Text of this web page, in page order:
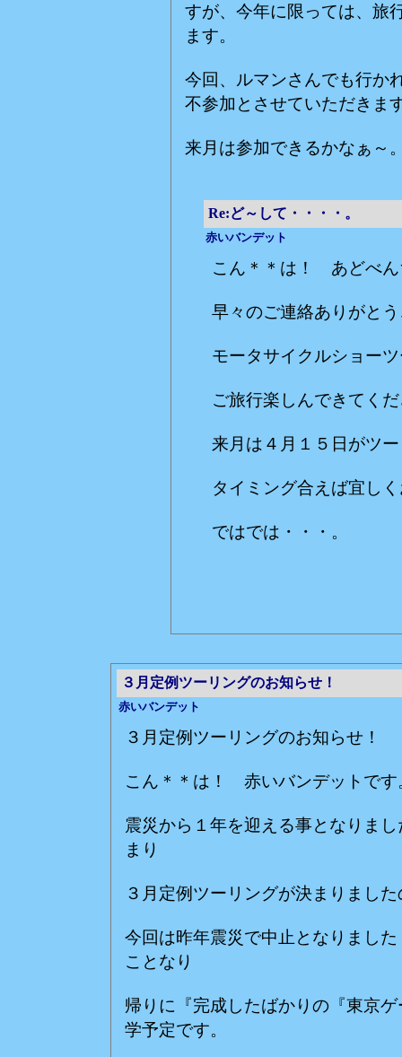
すが、今年に限っては、旅
ます。
今回、ルマンさんでも行か
不参加とさせていただきま
来月は参加できるかなぁ～
Re:ど～して・・・・。
赤いバンデット
こん＊＊は！ あどべん
早々のご連絡ありがと
モータサイクルショー
ご旅行楽しんできてく
来月は４月１５日がツ
タイミング合えば宜し
ではでは・・・。
３月定例ツーリングのお知らせ！
赤いバンデット
３月定例ツーリングのお知らせ！
こん＊＊は！ 赤いバンデットです
震災から１年を迎える事となりま
まり
３月定例ツーリングが決まりまし
今回は昨年震災で中止となりまし
ことなり
帰りに『完成したばかりの『東京
学予定です。